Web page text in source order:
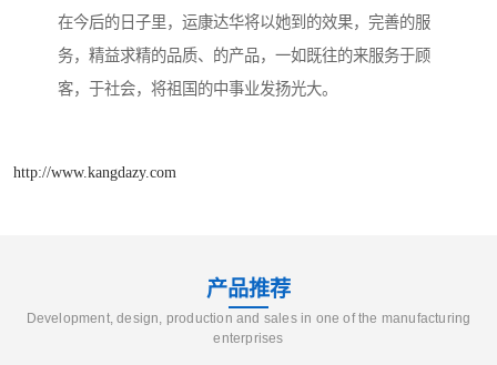
在今后的日子里，运康达华将以她到的效果，完善的服
务，精益求精的品质、的产品，一如既往的来服务于顾
客，于社会，将祖国的中事业发扬光大。
http://www.kangdazy.com
产品推荐
Development, design, production and sales in one of the manufacturing
enterprises